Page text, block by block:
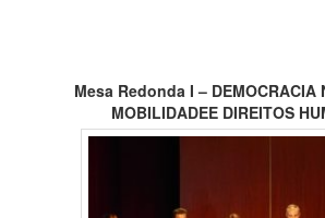
Mesa Redonda I – DEMOCRACIA
MOBILIDADEE DIREITOS